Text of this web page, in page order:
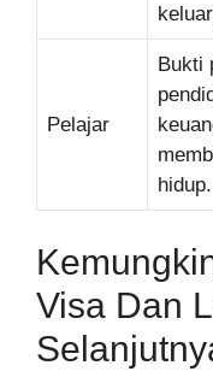
Pelajar
Bukti
hidup.
Visa Dan